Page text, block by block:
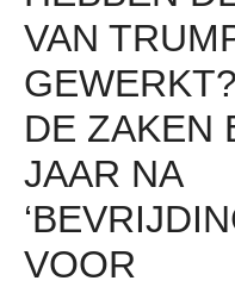
VAN
DE ZAKEN
JAAR NA
VOOR